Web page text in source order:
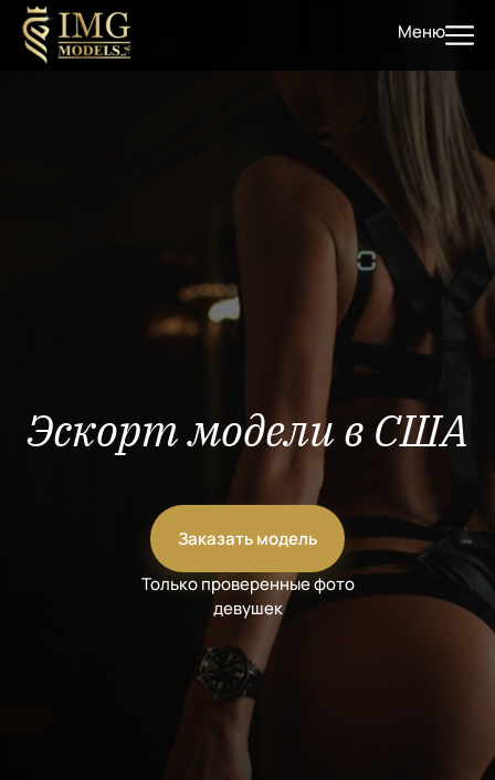
Меню
Эскорт модели в США
Заказать модель
Только проверенные фото
девушек